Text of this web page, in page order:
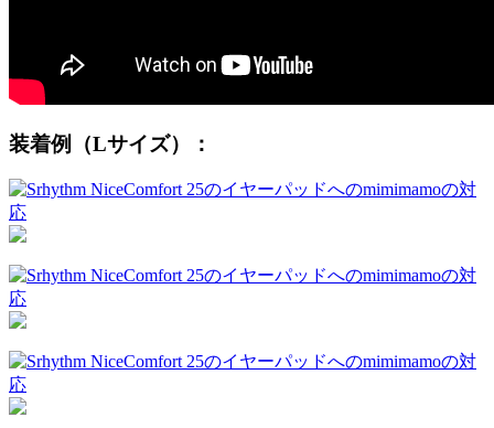
装着例（Lサイズ）：